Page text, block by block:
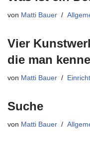
von Matti Bauer
Vier
die man
von Matti Bauer
Suche
von Matti Bauer